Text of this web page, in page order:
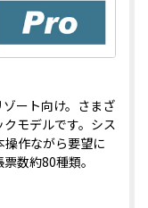
ート向け。さまざ
モデルです。シス
作ながら要望に
数約80種類。